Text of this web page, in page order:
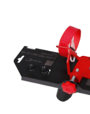
PÁSKY
ODSÁVANIE NA